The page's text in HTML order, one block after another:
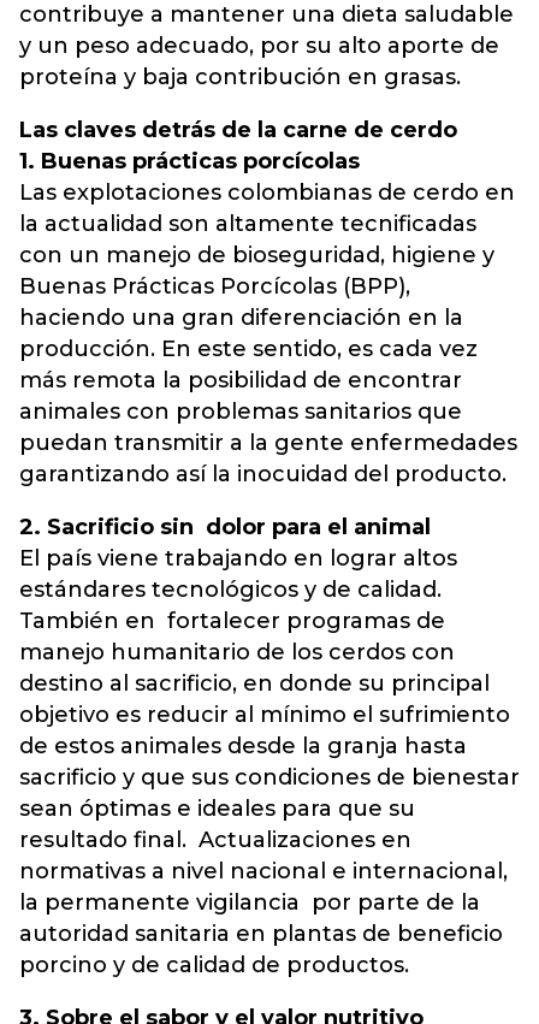
contribuye a mantener una dieta saludable
y un peso adecuado, por su alto aporte de
proteína y baja contribución en grasas.
Las claves detrás de la carne de cerdo
1. Buenas prácticas porcícolas
Las explotaciones colombianas de cerdo en
la actualidad son altamente tecnificadas
con un manejo de bioseguridad, higiene y
Buenas Prácticas Porcícolas (BPP),
haciendo una gran diferenciación en la
producción. En este sentido, es cada vez
más remota la posibilidad de encontrar
animales con problemas sanitarios que
puedan transmitir a la gente enfermedades
garantizando así la inocuidad del producto.
2. Sacrificio sin dolor para el animal
El país viene trabajando en lograr altos
estándares tecnológicos y de calidad.
También en fortalecer programas de
manejo humanitario de los cerdos con
destino al sacrificio, en donde su principal
objetivo es reducir al mínimo el sufrimiento
de estos animales desde la granja hasta
sacrificio y que sus condiciones de bienestar
sean óptimas e ideales para que su
resultado final. Actualizaciones en
normativas a nivel nacional e internacional,
la permanente vigilancia por parte de la
autoridad sanitaria en plantas de beneficio
porcino y de calidad de productos.
3. Sobre el sabor y el valor nutritivo